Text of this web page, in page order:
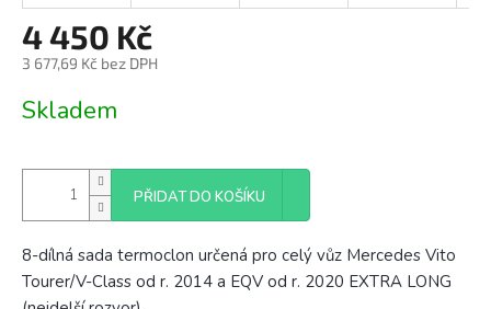
4 450 Kč
3 677,69 Kč bez DPH
cena:
Skladem
PŘIDAT DO KOŠÍKU
8-dílná sada termoclon určená pro celý vůz Mercedes Vito
Tourer/V-Class od r. 2014 a EQV od r. 2020 EXTRA LONG